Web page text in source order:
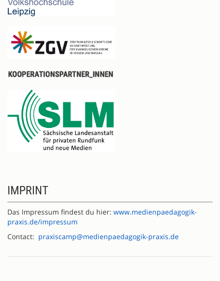
IMPRINT
Das Impressum findest du hier: www.medienpaedagogik-
praxis.de/impressum
Contact: praxiscamp@medienpaedagogik-praxis.de